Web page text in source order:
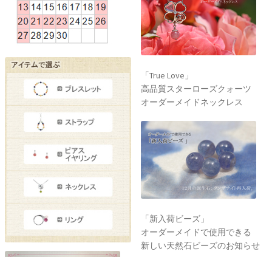
「True Love」
高品質スターローズクォーツ
オーダーメイドネックレス
「新入荷ビーズ」
オーダーメイドで使用できる
新しい天然石ビーズのお知らせ